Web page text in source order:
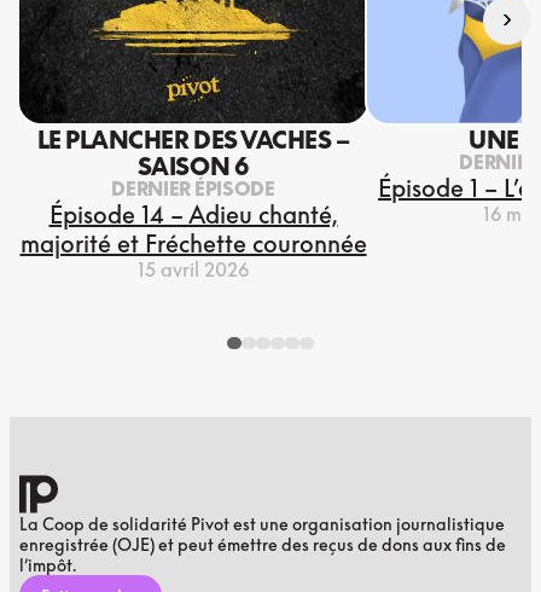
LE PLANCHER DES VACHES –
SAISON 6
DERNIER ÉPISODE
Épisode 14 – Adieu chanté,
majorité et Fréchette couronnée
15 avril 2026
UNE
Épisode 1 –
16
›
La Coop de solidarité Pivot est une organisation journalistique
enregistrée (OJE) et peut émettre des reçus de dons aux fins de
l’impôt.